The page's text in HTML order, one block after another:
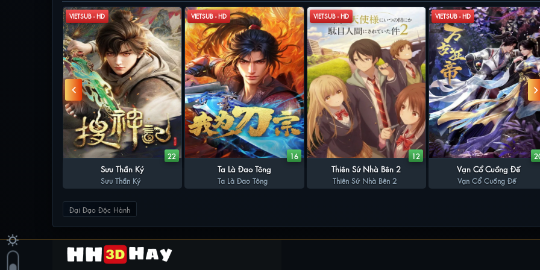
VIETSUB - HD
22
Sưu Thần Ký
Sưu Thần Ký
VIETSUB - HD
16
Ta Là Đao Tông
Ta Là Đao Tông
VIETSUB - HD
12
Thiên Sứ Nhà Bên 2
Thiên Sứ Nhà Bên 2
VIETSUB - HD
Vạn Cổ Cuồng Đế
Vạn Cổ Cuồng Đế
Đại Đạo Độc Hành